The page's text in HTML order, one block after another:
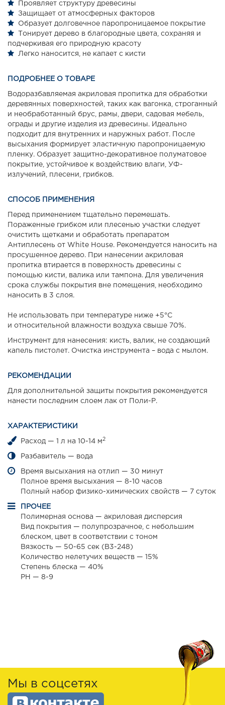
Проявляет структуру древесины
Защищает от атмосферных факторов
Образует долговечное паропроницаемое покрытие
Тонирует дерево в благородные цвета, сохраняя и
подчеркивая его природную красоту
Легко наносится, не капает с кисти
ПОДРОБНЕЕ О ТОВАРЕ
Водоразбавляемая акриловая пропитка для обработки
деревянных поверхностей, таких как вагонка, строганный
и необработанный брус, рамы, двери, садовая мебель,
ограды и другие изделия из древесины. Идеально
подходит для внутренних и наружных работ. После
высыхания формирует эластичную паропроницаемую
пленку. Образует защитно-декоративное полуматовое
покрытие, устойчивое к воздействию влаги, УФ-
излучений, плесени, грибков.
СПОСОБ ПРИМЕНЕНИЯ
Перед применением тщательно перемешать.
Пораженные грибком или плесенью участки следует
очистить щетками и обработать препаратом
Антиплесень от White House. Рекомендуется наносить на
просушенное дерево. При нанесении акриловая
пропитка втирается в поверхность древесины с
помощью кисти, валика или тампона. Для увеличения
срока службы покрытия вне помещения, необходимо
наносить в 3 слоя.
Не использовать при температуре ниже +5°С
и относительной влажности воздуха свыше 70%.
Инструмент для нанесения: кисть, валик, не создающий
капель пистолет. Очистка инструмента – вода с мылом.
РЕКОМЕНДАЦИИ
Для дополнительной защиты покрытия рекомендуется
нанести последним слоем лак от Поли-Р.
ХАРАКТЕРИСТИКИ
Расход — 1 л на 10-14 м 2
Разбавитель — вода
Время высыхания на отлип — 30 минут
Полное время высыхания — 8-10 часов
Полный набор физико-химических свойств — 7 суток
ПРОЧЕЕ
Полимерная основа — акриловая дисперсия
Вид покрытия — полупрозрачное, с небольшим
блеском, цвет в соответствии с тоном
Вязкость — 50-65 сек (B3-248)
Количество нелетучих веществ — 15%
Степень блеска — 40%
РН — 8-9
Мы в соцсетях